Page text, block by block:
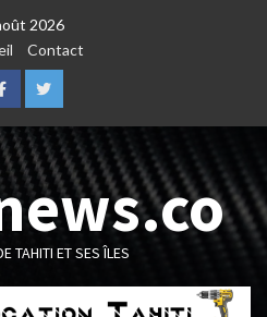
2026
Contact
FacebookTwitter
TAHITI ET SES ÎLES